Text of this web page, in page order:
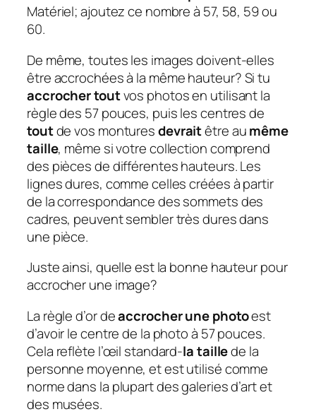
Matériel; ajoutez ce nombre à 57, 58, 59 ou
60.
De même, toutes les images doivent-elles
être accrochées à la même hauteur?Si tu
accrocher toutvos photos en utilisant la
règle des 57 pouces, puis les centres de
toutde vos monturesdevraitêtre aumême
taille, même si votre collection comprend
des pièces de différentes hauteurs. Les
lignes dures, comme celles créées à partir
de la correspondance des sommets des
cadres, peuvent sembler très dures dans
une pièce.
Juste ainsi, quelle est la bonne hauteur pour
accrocher une image?
La règle d’or deaccrocher une photoest
d’avoir le centre de la photo à 57 pouces.
Cela reflète l’œil standard-la taillede la
personne moyenne, et est utilisé comme
norme dans la plupart des galeries d’art et
des musées.